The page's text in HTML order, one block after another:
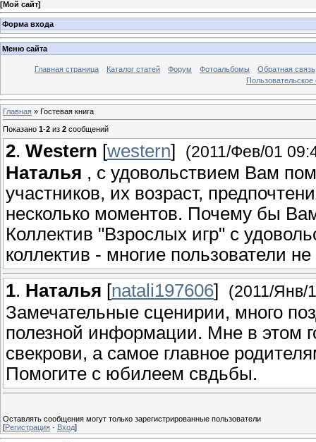
[Мой сайт]
Форма входа
Меню сайта
Главная страница Каталог статей Форум Фотоальбомы
Обратная связь
Пользовательское
Главная » Гостевая книга
Показано 1-2 из 2 сообщений
2. Western [western] (2011/Фев/01
Наталья , с удовольствием Вам
участников, их возраст,
несколько моментов. Почему бы
Коллектив "Взрослых игр" с
коллектив - многие пользователи
1. Наталья [natali197606] (2011/Янв/
Замечательные сценирии, много
полезной информации. Мне в этом
свекрови, а самое главное
Помогите с юбилеем свдьбы.
Оставлять сообщения могут только зарегистрированные пользователи
[Регистрация · Вход]